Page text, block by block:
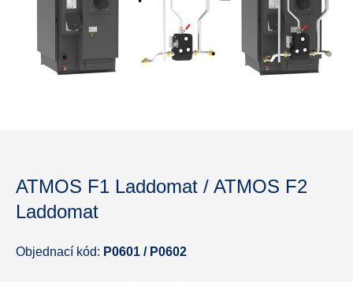
ATMOS F1 Laddomat / ATMOS F2
Laddomat
Objednací kód: P0601 / P0602